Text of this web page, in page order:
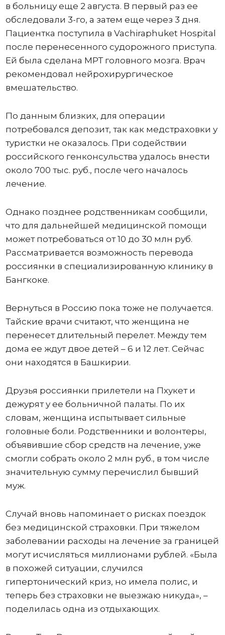
в больницу еще 2 августа. В первый раз ее
обследовали 3-го, а затем еще через 3 дня.
Пациентка поступила в Vachiraphuket Hospital
после перенесенного судорожного приступа.
Ей была сделана МРТ головного мозга. Врач
рекомендовал нейрохирургическое
вмешательство.
По данным близких, для операции
потребовался депозит, так как медстраховки у
туристки не оказалось. При содействии
российского генконсульства удалось внести
около 700 тыс. руб., после чего началось
лечение.
Однако позднее родственникам сообщили,
что для дальнейшей медицинской помощи
может потребоваться от 10 до 30 млн руб.
Рассматривается возможность перевода
россиянки в специализированную клинику в
Бангкоке.
Вернуться в Россию пока тоже не получается.
Тайские врачи считают, что женщина не
перенесет длительный перелет. Между тем
дома ее ждут двое детей – 6 и 12 лет. Сейчас
они находятся в Башкирии.
Друзья россиянки прилетели на Пхукет и
дежурят у ее больничной палаты. По их
словам, женщина испытывает сильные
головные боли. Родственники и волонтеры,
объявившие сбор средств на лечение, уже
смогли собрать около 2 млн руб., в том числе
значительную сумму перечислил бывший
муж.
Случай вновь напоминает о рисках поездок
без медицинской страховки. При тяжелом
заболевании расходы на лечение за границей
могут исчисляться миллионами рублей. «Была
в похожей ситуации, случился
гипертонический криз, но имела полис, и
теперь без страховки не выезжаю никуда», –
поделилась одна из отдыхающих.